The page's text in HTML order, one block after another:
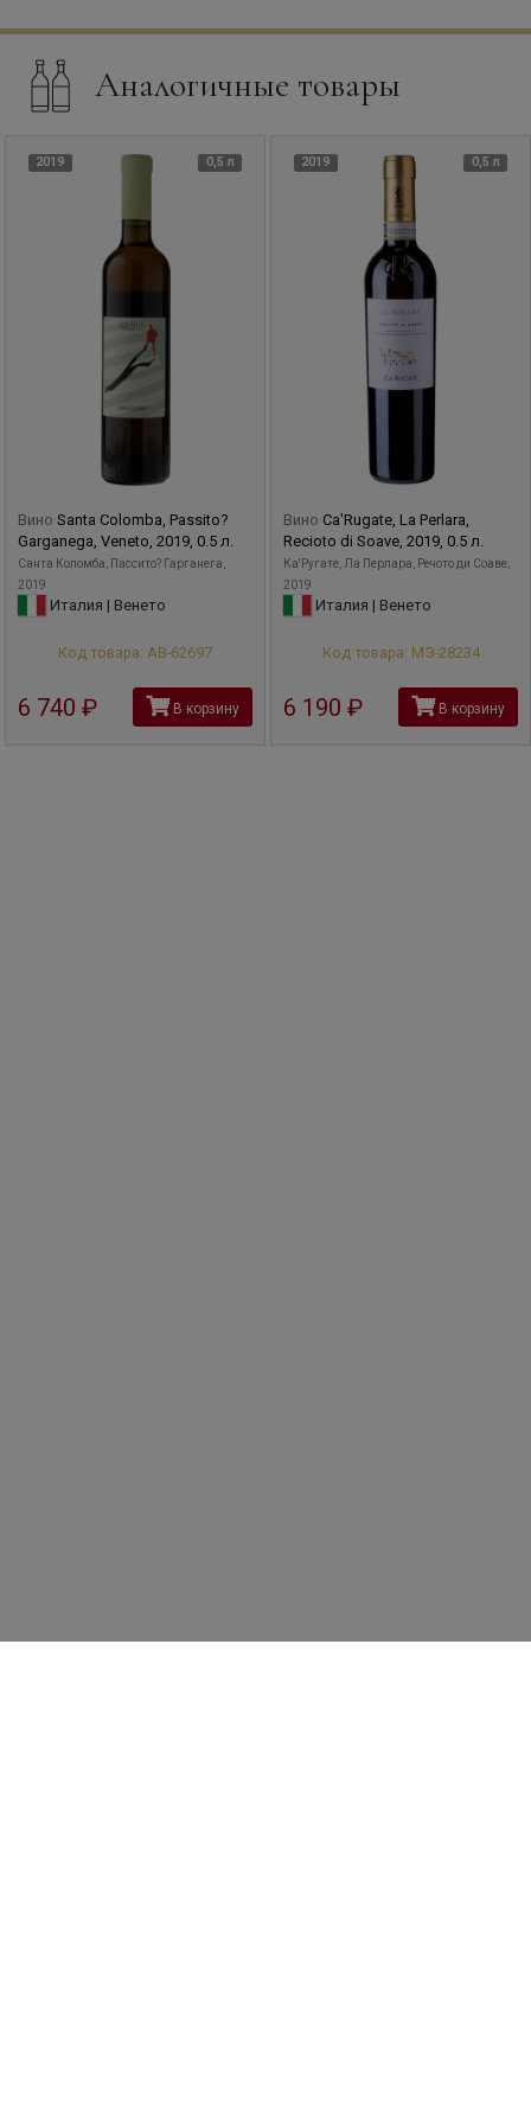
Аналогичные товары
2019 0,5 л
Вино Santa Colomba, Passito?
Garganega, Veneto, 2019, 0.5 л.
Санта Коломба, Пассито? Гарганега,
2019
Италия | Венето
Код товара: АВ-62697
6 740 руб В корзину
2019 0,5 л
Вино Ca'Rugate, La Perlara,
Recioto di Soave, 2019, 0.5 л.
Ка'Ругате, Ла Перлара, Речото ди Соаве,
2019
Италия | Венето
Код товара: МЭ-28234
6 190 руб В корзину